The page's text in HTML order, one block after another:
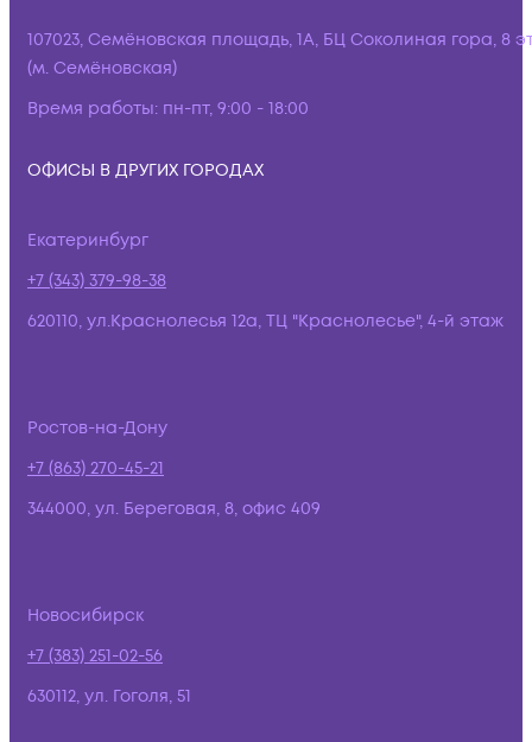
107023, Семёновская площадь, 1А, БЦ Соколиная гора, 8
(м. Семёновская)
Время работы: пн-пт, 9:00 - 18:00
ОФИСЫ В ДРУГИХ ГОРОДАХ
Екатеринбург
+7 (343) 379-98-38
620110, ул.Краснолесья 12а, ТЦ "Краснолесье", 4-й этаж
Ростов-на-Дону
+7 (863) 270-45-21
344000, ул. Береговая, 8, офис 409
Новосибирск
+7 (383) 251-02-56
630112, ул. Гоголя, 51